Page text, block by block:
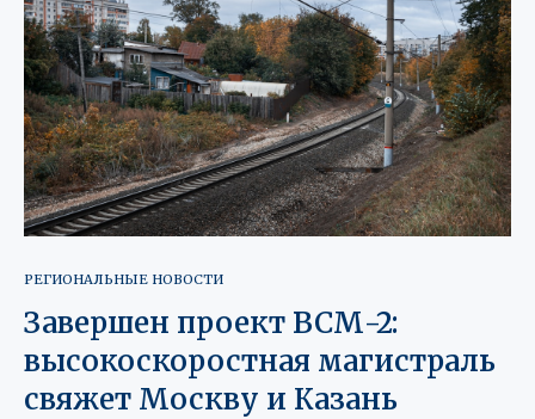
РЕГИОНАЛЬНЫЕ НОВОСТИ
Завершен проект ВСМ-2:
высокоскоростная магистраль
свяжет Москву и Казань